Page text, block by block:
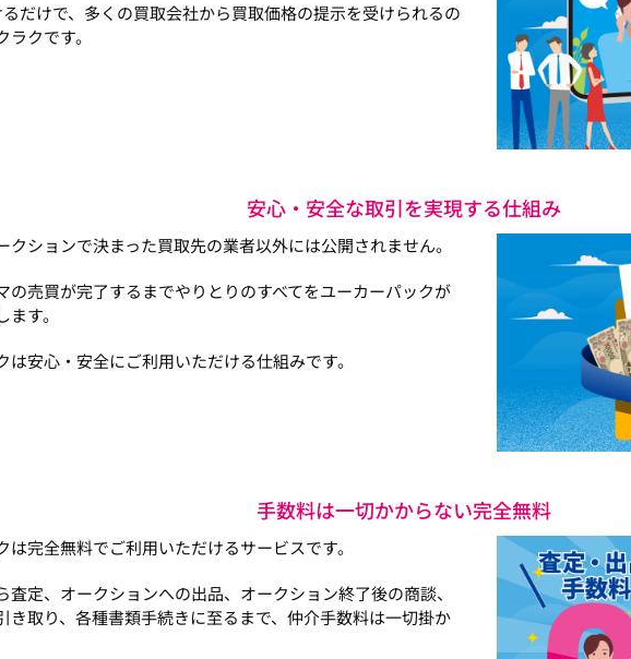
だけで、多くの買取会社から買取価格の提示を受けられるの
クです。
安心・安全な取引を実現する仕組み
クションで決まった買取先の業者以外には公開されません。
の売買が完了するまでやりとりのすべてをユーカーパックが
す。
は安心・安全にご利用いただける仕組みです。
手数料は一切かからない完全無料
は完全無料でご利用いただけるサービスです。
査定、オークションへの出品、オークション終了後の商談、
き取り、各種書類手続きに至るまで、仲介手数料は一切掛か